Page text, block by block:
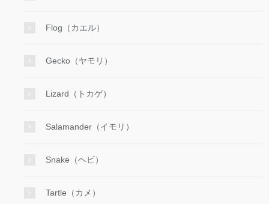
Flog（カエル）
Gecko（ヤモリ）
Lizard（トカゲ）
Salamander（イモリ）
Snake（ヘビ）
Tartle（カメ）